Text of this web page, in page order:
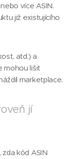
více ASIN.
již existujícího
atd.) a
mohou lišit
marketplace.
jí
kód ASIN